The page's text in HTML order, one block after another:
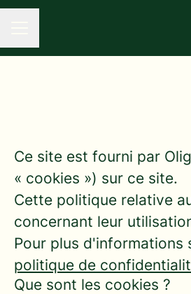
Ce site est fourni par
« cookies ») sur ce site.
Cette politique relative
concernant leur
Pour plus d'informations
politique de
Que sont les cookies ?